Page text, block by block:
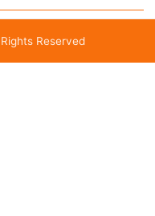
Reserved